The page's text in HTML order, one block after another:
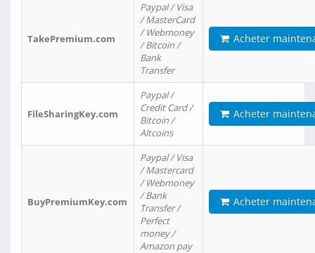
TakePremium.com
Paypal / Visa
/ MasterCard
/ Webmoney
/ Bitcoin /
Bank
Transfer
Acheter
FileSharingKey.com
Paypal /
Credit Card /
Bitcoin /
Altcoins
Acheter
BuyPremiumKey.com
Paypal / Visa
/ Mastercard
/ Webmoney
/ Bank
Transfer /
Perfect
money /
Amazon pay
Acheter